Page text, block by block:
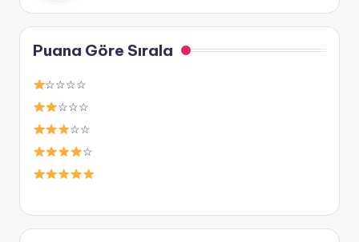
Puana Göre Sırala
☆☆☆☆
☆☆☆
☆☆
☆